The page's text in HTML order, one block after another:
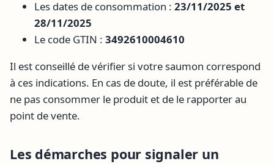
Les dates de consommation : 23/11/2025 et
28/11/2025
Le code GTIN : 3492610004610
Il est conseillé de vérifier si votre saumon correspond
à ces indications. En cas de doute, il est préférable de
ne pas consommer le produit et de le rapporter au
point de vente.
Les démarches pour signaler un